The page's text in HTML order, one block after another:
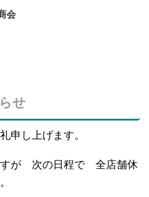
会
せ
申し上げます。
すが 次の日程で 全店舗休